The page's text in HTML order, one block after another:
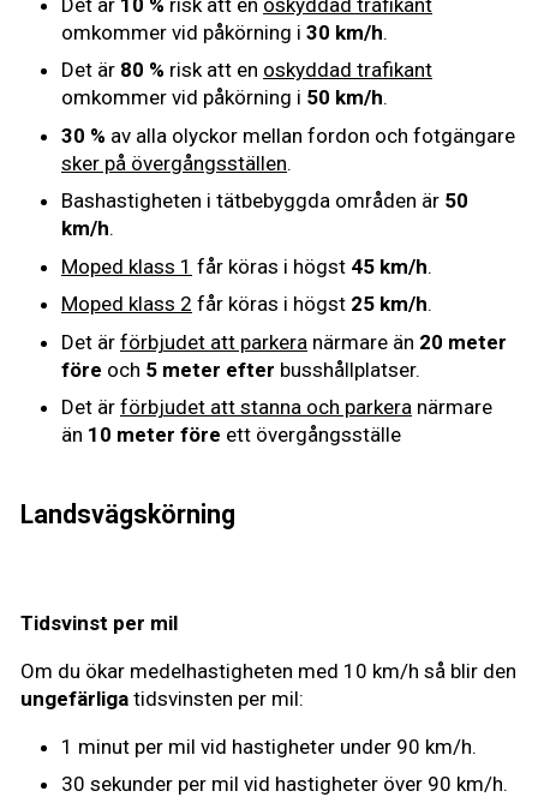
omkommer vid påkörning i 30 km/h.
Det är 80 % risk att en oskyddad trafikant
omkommer vid påkörning i 50 km/h.
30 % av alla olyckor mellan fordon och fotgängare
sker på övergångsställen.
Bashastigheten i tätbebyggda områden är 50
km/h.
Moped klass 1 får köras i högst 45 km/h.
Moped klass 2 får köras i högst 25 km/h.
Det är förbjudet att parkera närmare än 20 meter
före och 5 meter efter busshållplatser.
Det är förbjudet att stanna och parkera närmare
än 10 meter före ett övergångsställe
Landsvägskörning
Tidsvinst per mil
Om du ökar medelhastigheten med 10 km/h så blir den
ungefärliga tidsvinsten per mil:
1 minut per mil vid hastigheter under 90 km/h.
30 sekunder per mil vid hastigheter över 90 km/h.